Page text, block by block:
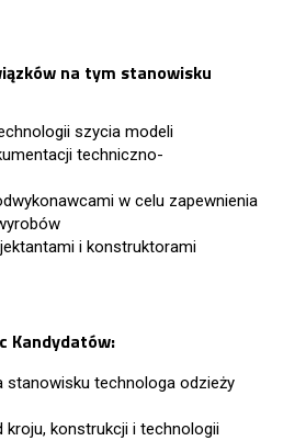
na tym stanowisku
szycia modeli
techniczno-
w celu zapewnienia
i konstruktorami
Kandydatów:
stanowisku technologa odzieży
kroju, konstrukcji i technologii